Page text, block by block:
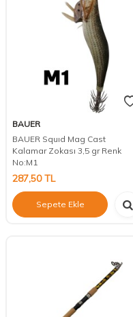
BAUER
BAUER Squıd Mag Cast
Kalamar Zokası 3,5 gr Renk
No:M1
287,50TL
Sepete Ekle